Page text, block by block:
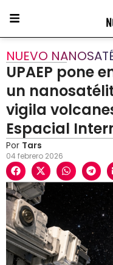
NUEVO
UPAEP pone
un
vigila
Espacial
Por Tars
04 febrero 2026